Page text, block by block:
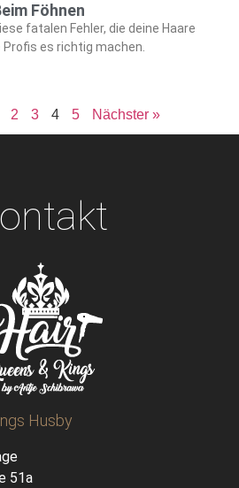
Föhnen
fatalen Fehler, die deine Haare
es richtig machen.
2 3 4 5 Nächster »
Husby
51a